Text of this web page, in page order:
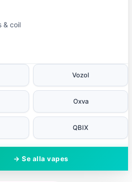
& coil
Vozol
Oxva
QBIX
→ Se alla vapes